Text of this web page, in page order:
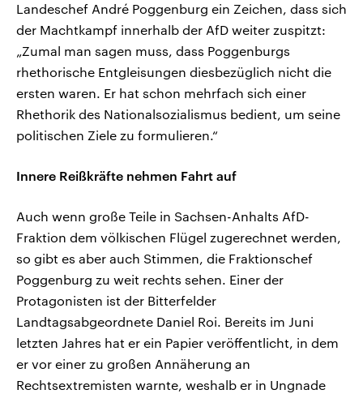
Landeschef André Poggenburg ein Zeichen, dass sich
der Machtkampf innerhalb der AfD weiter zuspitzt:
„Zumal man sagen muss, dass Poggenburgs
rhethorische Entgleisungen diesbezüglich nicht die
ersten waren. Er hat schon mehrfach sich einer
Rhethorik des Nationalsozialismus bedient, um seine
politischen Ziele zu formulieren.“
Innere Reißkräfte nehmen Fahrt auf
Auch wenn große Teile in Sachsen-Anhalts AfD-
Fraktion dem völkischen Flügel zugerechnet werden,
so gibt es aber auch Stimmen, die Fraktionschef
Poggenburg zu weit rechts sehen. Einer der
Protagonisten ist der Bitterfelder
Landtagsabgeordnete Daniel Roi. Bereits im Juni
letzten Jahres hat er ein Papier veröffentlicht, in dem
er vor einer zu großen Annäherung an
Rechtsextremisten warnte, weshalb er in Ungnade